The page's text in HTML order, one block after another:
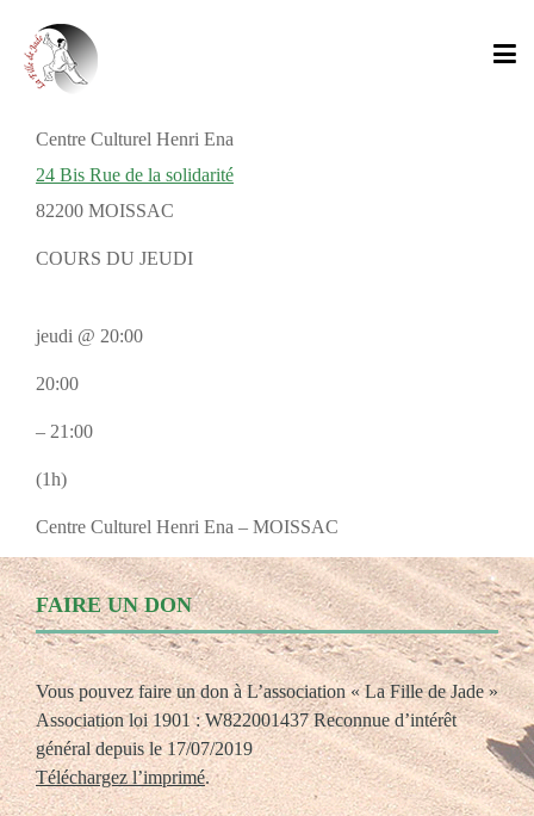
Centre Culturel Henri Ena
24 Bis Rue de la solidarité
82200 MOISSAC
COURS DU JEUDI
jeudi @ 20:00
20:00
– 21:00
(1h)
Centre Culturel Henri Ena – MOISSAC
FAIRE UN DON
Vous pouvez faire un don à L’association « La Fille de Jade »
Association loi 1901 : W822001437 Reconnue d’intérêt
général depuis le 17/07/2019
Téléchargez l’imprimé.